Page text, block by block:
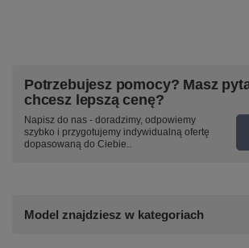
Potrzebujesz pomocy? Masz
chcesz lepszą cenę?
Napisz do nas - doradzimy, odpowiemy
szybko i przygotujemy indywidualną ofertę
dopasowaną do Ciebie..
Model znajdziesz w kategoriach